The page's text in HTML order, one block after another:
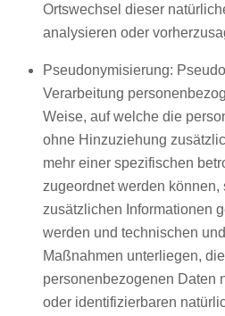
Ortswechsel dieser
analysieren oder
Pseudonymisierung:
Verarbeitung
Weise, auf welche die
ohne Hinzuziehung
mehr einer spezifischen
zugeordnet werden können,
zusätzlichen Informationen
werden und technischen
Maßnahmen unterliegen,
personenbezogenen Daten
oder identifizierbaren